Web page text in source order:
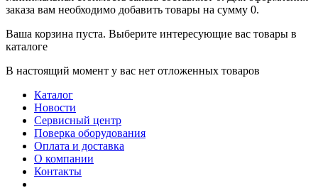
заказа вам необходимо добавить товары на сумму 0.
Ваша корзина пуста. Выберите интересующие вас товары в
каталоге
В настоящий момент у вас нет отложенных товаров
Каталог
Новости
Сервисный центр
Поверка оборудования
Оплата и доставка
О компании
Контакты